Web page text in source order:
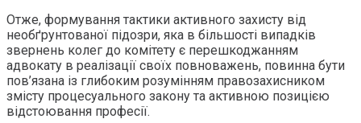
Отже, формування тактики активного захисту від
необґрунтованої підозри, яка в більшості випадків
звернень колег до комітету є перешкоджанням
адвокату в реалізації своїх повноважень, повинна бути
пов’язана із глибоким розумінням правозахисником
змісту процесуального закону та активною позицією
відстоювання професії.